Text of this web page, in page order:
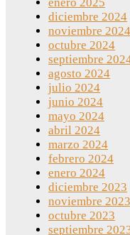
enero 2025
diciembre 2024
noviembre 2024
octubre 2024
septiembre
agosto 2024
julio 2024
junio 2024
mayo 2024
abril 2024
marzo 2024
febrero 2024
enero 2024
diciembre 2023
noviembre 2023
octubre 2023
septiembre